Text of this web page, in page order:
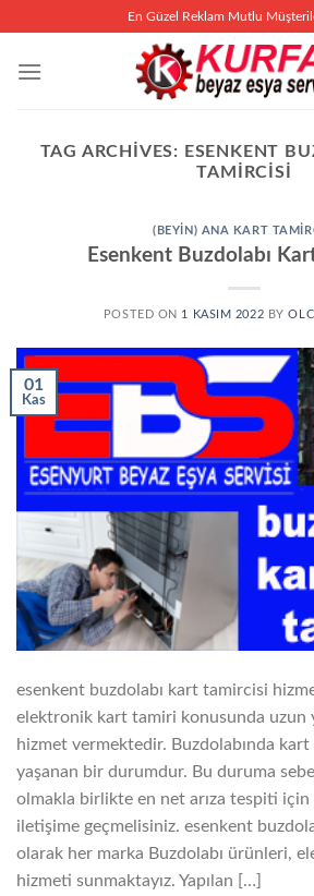
En Güzel Reklam Mutlu
TAG ARCHIVES:
ESENKENT
TAMIRCISI
(BEYIN) ANA KART
Esenkent Buzdolabı
POSTED ON 1 KASIM 2022 BY
01
Kas
esenkent buzdolabı kart tamircisi
elektronik kart tamiri konusunda uzun
hizmet vermektedir. Buzdolabında kart
yaşanan bir durumdur. Bu duruma
olmakla birlikte en net arıza tespiti
iletişime geçmelisiniz. esenkent
olarak her marka Buzdolabı ürünleri,
hizmeti sunmaktayız. Yapılan […]